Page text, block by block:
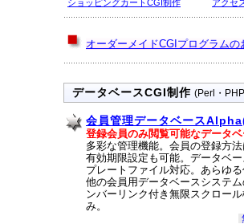
ショッピングカートCGI制作
アクセ
オーダーメイドCGIプログラム
データベースCGI制作 (Perl・
会員管理データベース
登録会員のみ閲覧可能なデータベ
多彩な管理機能。会員の登録方
有効期限設定も可能。データベ
プレートファイル対応。あらゆ
他の会員用データベースシステ
ンバーリンク付き無限スクロー
み。